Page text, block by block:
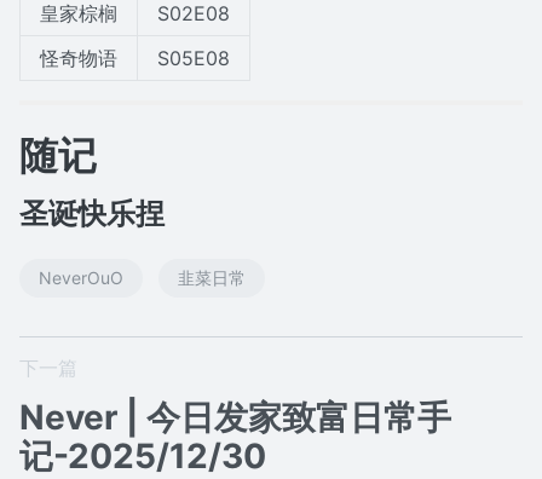
皇家棕榈
S02E08
怪奇物语
S05E08
随记
圣诞快乐捏
NeverOuO 韭菜日常
下一篇
Never | 今日发家致富日常手
记-2025/12/30